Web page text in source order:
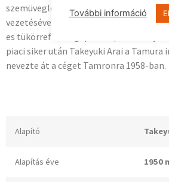
szemüveglencsék gyártásától. Uhyoue
vezetésével létrehozták az első
es tükörreflexes gépekhez, és a T
piaci siker után Takeyuki Arai a
nevezte át a céget Tamronra 1958-ban.
Alapító
Alapítás éve 1950
További információ